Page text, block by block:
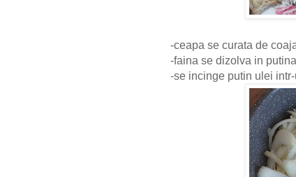
-ceapa se curata de
-faina se dizolva in
-se incinge putin ulei